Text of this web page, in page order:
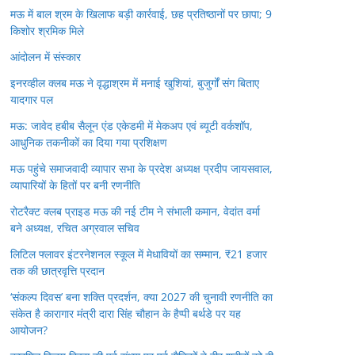
मऊ में बाल श्रम के खिलाफ बड़ी कार्रवाई, छह प्रतिष्ठानों पर छापा; 9
किशोर श्रमिक मिले
आंदोलन में संस्कार
इनरव्हील क्लब मऊ ने वृद्धाश्रम में मनाई खुशियां, बुजुर्गों संग बिताए
यादगार पल
मऊ: जावेद हबीब सैलून एंड एकेडमी में मेकअप एवं ब्यूटी वर्कशॉप,
आधुनिक तकनीकों का दिया गया प्रशिक्षण
मऊ पहुंचे समाजवादी व्यापार सभा के प्रदेश अध्यक्ष प्रदीप जायसवाल,
व्यापारियों के हितों पर बनी रणनीति
रोटरैक्ट क्लब प्राइड मऊ की नई टीम ने संभाली कमान, वेदांत वर्मा
बने अध्यक्ष, रचित अग्रवाल सचिव
लिटिल फ्लावर इंटरनेशनल स्कूल में मेधावियों का सम्मान, ₹21 हजार
तक की छात्रवृत्ति प्रदान
‘संकल्प दिवस’ बना शक्ति प्रदर्शन, क्या 2027 की चुनावी रणनीति का
संकेत है कारागार मंत्री दारा सिंह चौहान के हैप्पी बर्थडे पर यह
आयोजन?